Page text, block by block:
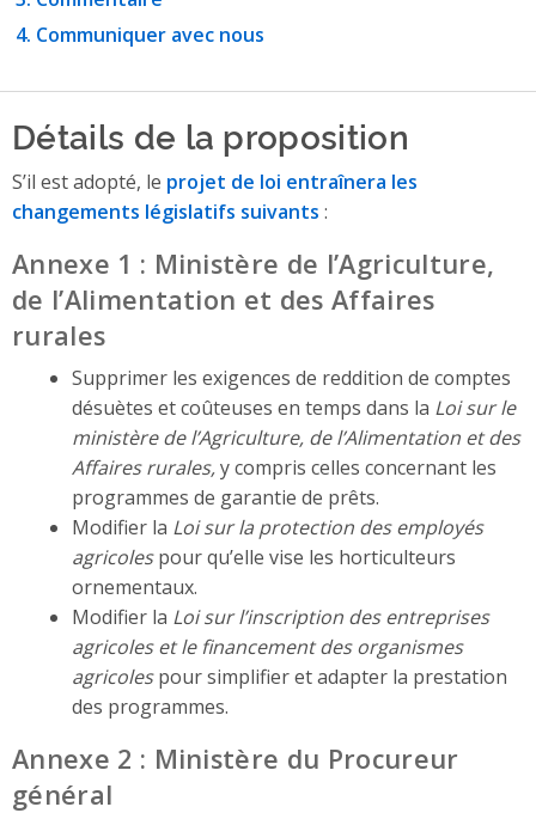
Communiquer avec nous
Détails de la proposition
S’il est adopté, le projet de loi entraînera les
changements législatifs suivants :
Annexe 1 : Ministère de l’Agriculture,
de l’Alimentation et des Affaires
rurales
Supprimer les exigences de reddition de comptes
désuètes et coûteuses en temps dans la Loi sur le
ministère de l’Agriculture, de l’Alimentation et des
Affaires rurales,y compris celles concernant les
programmes de garantie de prêts.
Modifier la Loi sur la protection des employés
agricolespour qu’elle vise les horticulteurs
ornementaux.
Modifier la Loi sur l’inscription des entreprises
agricoles et le financement des organismes
agricolespour simplifier et adapter la prestation
des programmes.
Annexe 2 : Ministère du Procureur
général